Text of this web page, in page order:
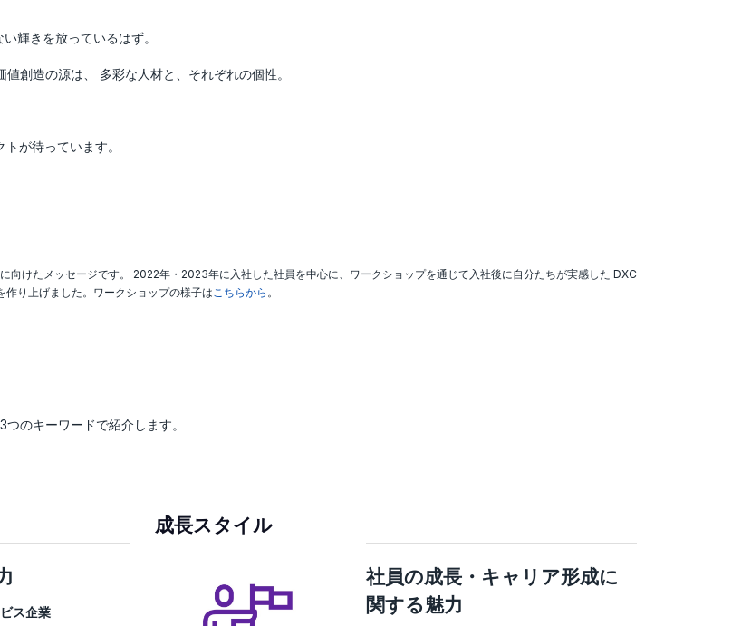
輝きを放っているはず。
創造の源は、 多彩な人材と、それぞれの個性。
が待っています。
向けたメッセージです。 2022年・2023年に入社した社員を中心に、ワークショップを通じて入社後に自分たちが実感した DXC
り上げました。ワークショップの様子はこちらから 。
のキーワードで紹介します。
ス企業
成長スタイル
社員の成長・キャリア形成に
関する魅力